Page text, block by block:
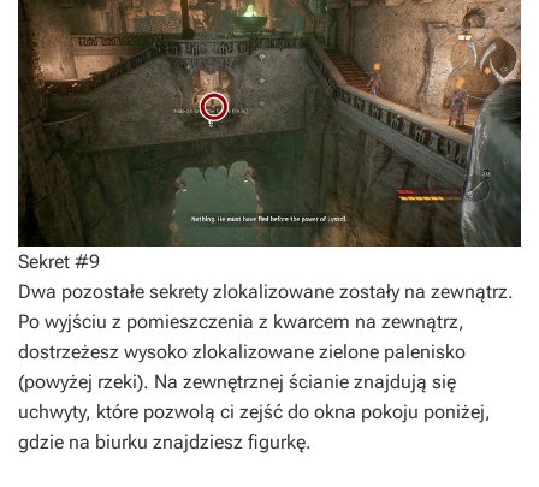
Sekret #9
Dwa pozostałe sekrety zlokalizowane zostały na zewnątrz.
Po wyjściu z pomieszczenia z kwarcem na zewnątrz,
dostrzeżesz wysoko zlokalizowane zielone palenisko
(powyżej rzeki). Na zewnętrznej ścianie znajdują się
uchwyty, które pozwolą ci zejść do okna pokoju poniżej,
gdzie na biurku znajdziesz figurkę.